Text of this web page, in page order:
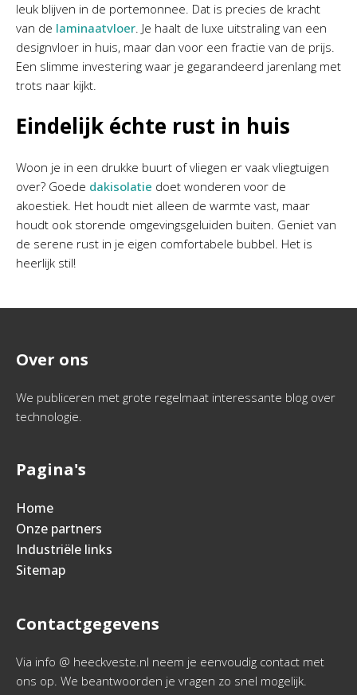
leuk blijven in de portemonnee. Dat is precies de kracht
van de laminaatvloer. Je haalt de luxe uitstraling van een
designvloer in huis, maar dan voor een fractie van de prijs.
Een slimme investering waar je gegarandeerd jarenlang met
trots naar kijkt.
Eindelijk échte rust in huis
Woon je in een drukke buurt of vliegen er vaak vliegtuigen
over? Goede dakisolatie doet wonderen voor de
akoestiek. Het houdt niet alleen de warmte vast, maar
houdt ook storende omgevingsgeluiden buiten. Geniet van
de serene rust in je eigen comfortabele bubbel. Het is
heerlijk stil!
Over ons
We publiceren met grote regelmaat interessante blog over
technologie.
Pagina's
Home
Onze partners
Industriële links
Sitemap
Contactgegevens
Via info @ heeckveste.nl neem je eenvoudig contact met
ons op. We beantwoorden je vragen zo snel mogelijk.